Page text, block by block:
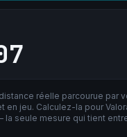
réelle parcourue par
en jeu. Calculez-la pour
la seule mesure qui tient